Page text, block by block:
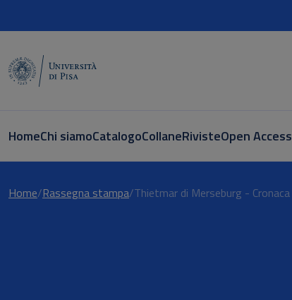
HomeChi siamoCatalogoCollaneRivisteOpen Access
Home Rassegna stampa Thietmar di Merseburg - Cronaca